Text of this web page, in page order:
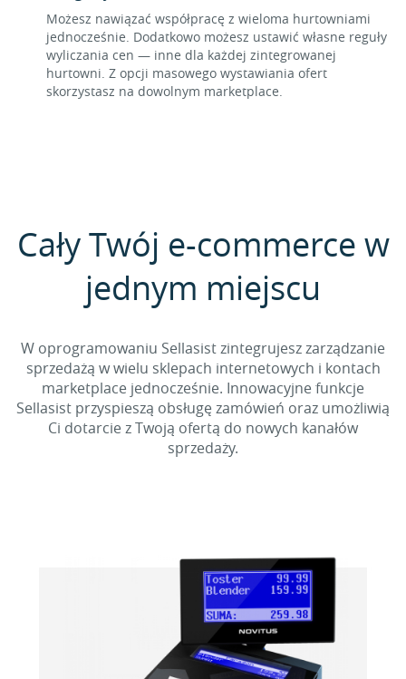
Możesz nawiązać współpracę z wieloma hurtowniami
jednocześnie. Dodatkowo możesz ustawić własne reguły
wyliczania cen — inne dla każdej zintegrowanej
hurtowni. Z opcji masowego wystawiania ofert
skorzystasz na dowolnym marketplace.
Cały Twój e-commerce w
jednym miejscu
W oprogramowaniu Sellasist zintegrujesz zarządzanie
sprzedażą w wielu sklepach internetowych i kontach
marketplace jednocześnie. Innowacyjne funkcje
Sellasist przyspieszą obsługę zamówień oraz umożliwią
Ci dotarcie z Twoją ofertą do nowych kanałów
sprzedaży.